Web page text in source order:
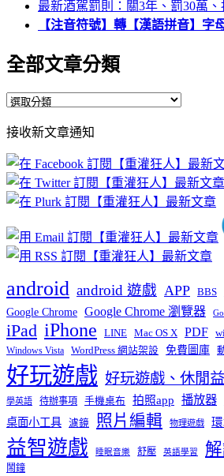
最新酒駕罰則：關3年、罰30萬
【注音符號】轉【漢語拼音】字
全部文章分類
全
文
章
分
類
接收新文章通知
android android 遊戲 APP BBS
Google Chrome Google Chrome 瀏覽器
iPad iPhone LINE Mac OS X PDF
Windows Vista WordPress 網站架設 免費圖庫
好玩遊戲 好玩遊戲、休閒
學英語 待辦事項 手機桌布 拍照app 播放器
桌面小工具 濾鏡 照片編輯 物理遊戲
益智遊戲 睡眠音樂 舒壓 英語學習
鬧鐘